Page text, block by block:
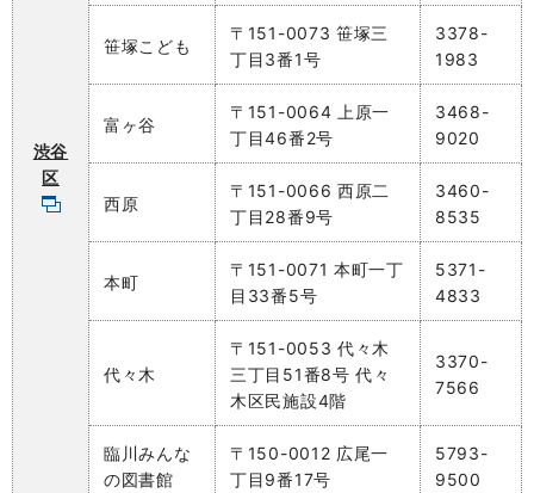
渋谷
区
笹塚こども
〒151-0073 笹塚三
丁目3番1号
3378-
1983
富ヶ谷
〒151-0064 上原一
丁目46番2号
3468-
9020
西原
〒151-0066 西原二
丁目28番9号
3460-
8535
本町
〒151-0071 本町一丁
目33番5号
5371-
4833
代々木
〒151-0053 代々木
三丁目51番8号 代々
木区民施設4階
3370-
7566
臨川みんな
の図書館
〒150-0012 広尾一
丁目9番17号
5793-
9500